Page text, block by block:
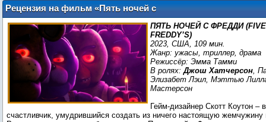
Рецензия на фильм «Пять ночей с
Фредди»
ПЯТЬ НОЧЕЙ С ФРЕДДИ (FIVE
FREDDY’S)
2023, США, 109 мин.
Жанр: ужасы, триллер, драма
Режиссёр: Эмма Тамми
В ролях:Джош Хатчерсон,
Элизабет Лэил, Мэттью
Мастерсон
Гейм-дизайнер Скотт Коутон –
счастливчик, умудрившийся создать из ничего настоящую жемчужину